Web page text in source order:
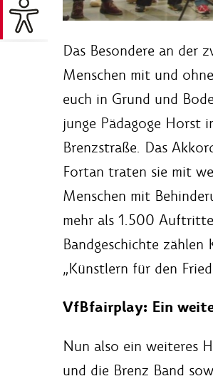
Das Besondere an der
Menschen mit und
euch in Grund und
junge Pädagoge Horst
Brenzstraße. Das
Fortan traten sie mit
Menschen mit
mehr als 1.500
Bandgeschichte
„Künstlern für den
VfBfairplay: Ein
Nun also ein weiteres
und die Brenz Band